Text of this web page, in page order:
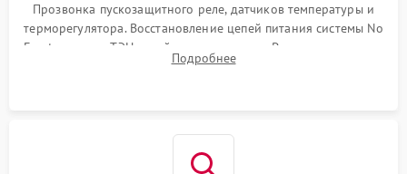
Прозвонка пускозащитного реле, датчиков температуры и
терморегулятора. Восстановление цепей питания системы No
Frost, включая ТЭН оттайки и вентилятор. Ремонт или замена
платы управления при сбоях алгоритмов.
Подробнее